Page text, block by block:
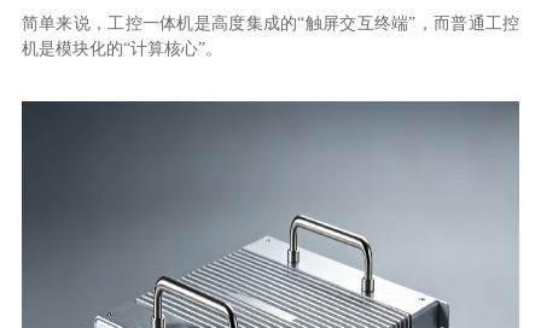
简单来说，工控一体机是高度集成的“触屏交互终端”，而普通工控
机是模块化的“计算核心”。